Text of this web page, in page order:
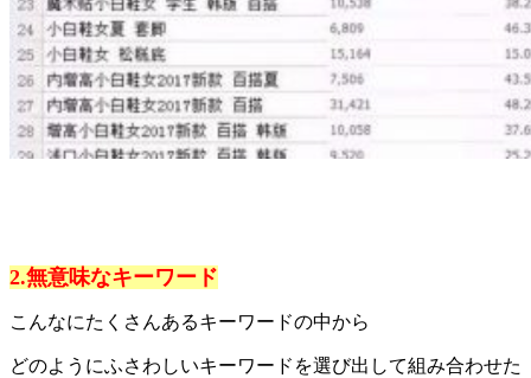
2.無意味なキーワード
こんなにたくさんあるキーワードの中から
どのようにふさわしいキーワードを選び出して組み合わせた